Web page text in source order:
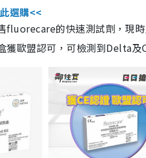
選購<<
fluorecare的快速測試劑，現
獲歐盟認可，可檢測到Delta